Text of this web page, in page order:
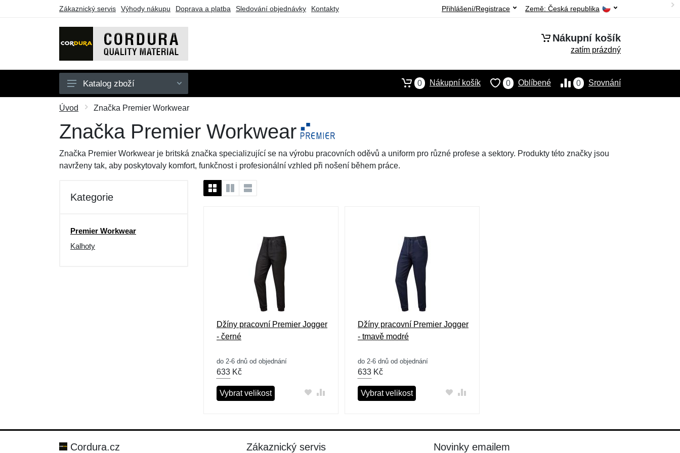
Zákaznický servis Výhody nákupu Doprava a platba Sledování objednávky Kontakty Země: Česká republika
Přihlášení/Registrace
Nákupní košík
zatím prázdný
Oblečení
Doplňky
Pouzdra a tašky
Dárkové poukazy
Katalog zboží 0 Srovnání
0 Oblíbené
0 Nákupní košík
Úvod Značka Premier Workwear
Značka Premier Workwear
Značka Premier Workwear je britská značka specializující se na výrobu pracovních oděvů a uniform pro různé profese a sektory. Produkty této značky jsou
navrženy tak, aby poskytovaly komfort, funkčnost i profesionální vzhled při nošení během práce.
Kategorie
Premier Workwear
Kalhoty
Džíny pracovní Premier Jogger
- černé
do 2-6 dnů od objednání
633 Kč
Vybrat velikost
Džíny pracovní Premier Jogger
- tmavě modré
do 2-6 dnů od objednání
633Kč
Vybrat velikost
Cordura.cz Zákaznický servis Novinky emailem